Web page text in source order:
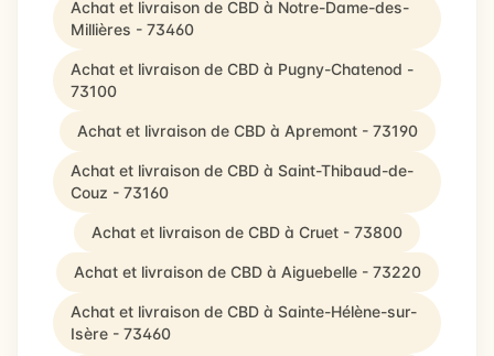
Achat et livraison de CBD à Notre-Dame-des-
Millières - 73460
Achat et livraison de CBD à Pugny-Chatenod -
73100
Achat et livraison de CBD à Apremont - 73190
Achat et livraison de CBD à Saint-Thibaud-de-
Couz - 73160
Achat et livraison de CBD à Cruet - 73800
Achat et livraison de CBD à Aiguebelle - 73220
Achat et livraison de CBD à Sainte-Hélène-sur-
Isère - 73460